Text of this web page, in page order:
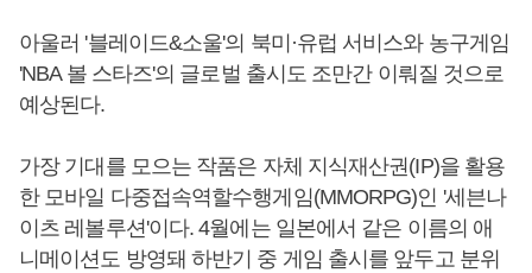
아울러 '블레이드&소울'의 북미·유럽 서비스와 농구게임
'NBA 볼 스타즈'의 글로벌 출시도 조만간 이뤄질 것으로
예상된다.
가장 기대를 모으는 작품은 자체 지식재산권(IP)을 활용
한 모바일 다중접속역할수행게임(MMORPG)인 '세븐나
이츠 레볼루션'이다. 4월에는 일본에서 같은 이름의 애
니메이션도 방영돼 하반기 중 게임 출시를 앞두고 분위